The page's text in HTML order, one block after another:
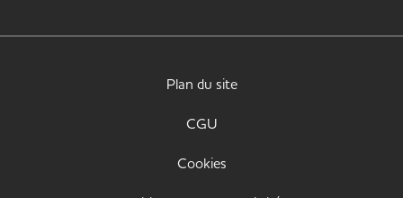
Plan du site
CGU
Cookies